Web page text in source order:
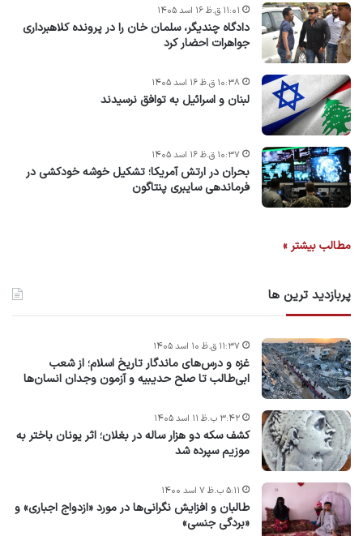
دادگاه چندیگر، سلمان خان را در پرونده کلاهبرداری
جواهرات احضار کرد
۱۱:۰۱ ق.ظ ۱۶ اسد ۱۴۰۵
لبنان و اسرائیل به توافق نرسیدند
۱۰:۳۸ ق.ظ ۱۶ اسد ۱۴۰۵
بحران در ارتش آمریکا؛ تشکیل خوشه خودکشی در
فرماندهی سایبری پنتاگون
۱۰:۳۷ ق.ظ ۱۶ اسد ۱۴۰۵
مطالب بیشتر »
پربازدید ترین ها
غزه و درس‌های ماندگار تاریخ اسلام؛ از شعب
ابی‌طالب تا صلح حدیبیه و آزمون وجدان انسان‌ها
۱۱:۳۷ ق.ظ ۱۰ اسد ۱۴۰۵
کشف سکه دو هزار ساله در بغلان؛ اثر یونان باختر به
موزیم سپرده شد
۳:۴۲ ب.ظ ۱۱ اسد ۱۴۰۵
طالبان و افزایش نگرانی‌ها در مورد «ازدواج اجباری» و
«بردگی جنسی»
۵:۱۱ ب.ظ ۷ اسد ۱۴۰۰